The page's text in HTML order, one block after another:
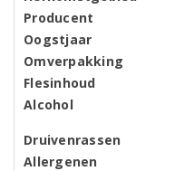
Producent
Oogstjaar
Omverpakking
Flesinhoud
Alcohol
Druivenrassen
Allergenen